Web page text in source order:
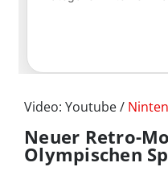
Video: Youtube /
Neuer Retro-
Olympischen